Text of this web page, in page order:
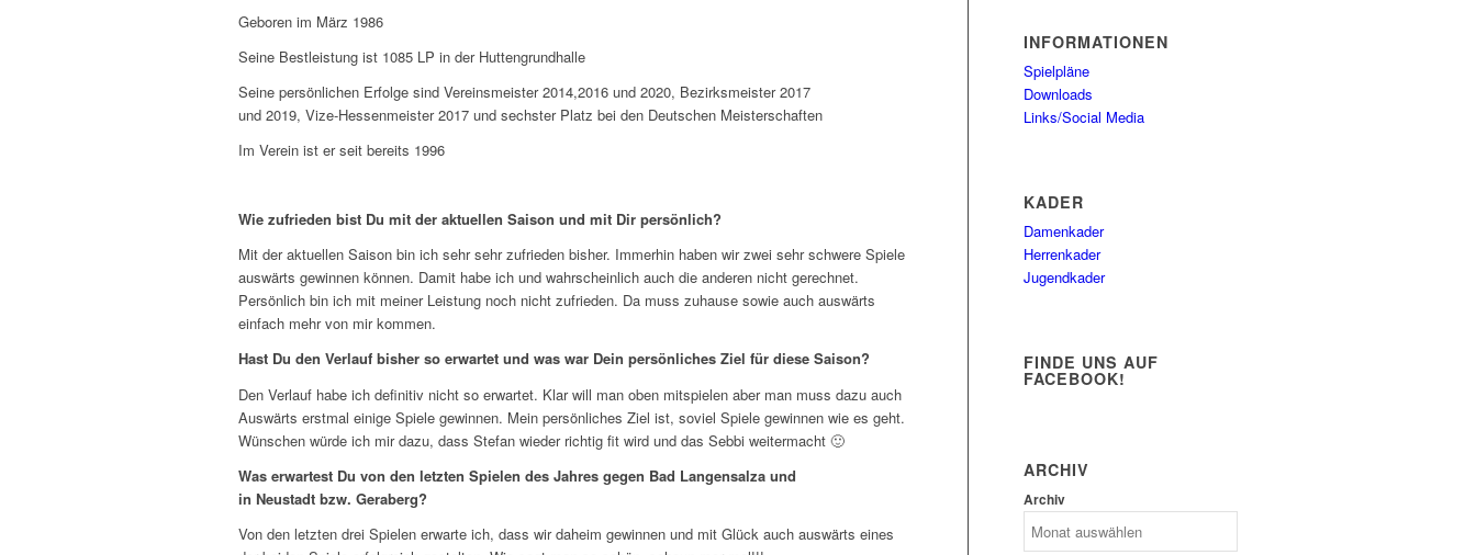
Geboren im März 1986
Seine Bestleistung ist 1085 LP in der Huttengrundhalle
Seine persönlichen Erfolge sind Vereinsmeister 2014,2016 und 2020, Bezirksmeister 2017
und 2019, Vize-Hessenmeister 2017 und sechster Platz bei den Deutschen Meisterschaften
Im Verein ist er seit bereits 1996
Wie zufrieden bist Du mit der aktuellen Saison und mit Dir persönlich?
Mit der aktuellen Saison bin ich sehr sehr zufrieden bisher. Immerhin haben wir zwei sehr schwere Spiele
auswärts gewinnen können. Damit habe ich und wahrscheinlich auch die anderen nicht gerechnet.
Persönlich bin ich mit meiner Leistung noch nicht zufrieden. Da muss zuhause sowie auch auswärts
einfach mehr von mir kommen.
Hast Du den Verlauf bisher so erwartet und was war Dein persönliches Ziel für diese Saison?
Den Verlauf habe ich definitiv nicht so erwartet. Klar will man oben mitspielen aber man muss dazu auch
Auswärts erstmal einige Spiele gewinnen. Mein persönliches Ziel ist, soviel Spiele gewinnen wie es geht.
Wünschen würde ich mir dazu, dass Stefan wieder richtig fit wird und das Sebbi weitermacht 🙂
Was erwartest Du von den letzten Spielen des Jahres gegen Bad Langensalza und
in Neustadt bzw. Geraberg?
Von den letzten drei Spielen erwarte ich, dass wir daheim gewinnen und mit Glück auch auswärts eines
INFORMATIONEN
Spielpläne
Downloads
Links/Social Media
KADER
Damenkader
Herrenkader
Jugendkader
FINDE UNS AUF
FACEBOOK!
ARCHIV
Archiv